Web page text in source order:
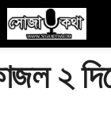
২